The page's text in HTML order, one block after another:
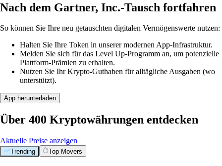
Nach dem Gartner, Inc.-Tausch fortfahren
So können Sie Ihre neu getauschten digitalen Vermögenswerte nutzen:
Halten Sie Ihre Token in unserer modernen App-Infrastruktur.
Melden Sie sich für das Level Up-Programm an, um potenzielle
Plattform-Prämien zu erhalten.
Nutzen Sie Ihr Krypto-Guthaben für alltägliche Ausgaben (wo
unterstützt).
App herunterladen
Über 400 Kryptowährungen entdecken
Aktuelle Preise anzeigen
Trending Top Movers